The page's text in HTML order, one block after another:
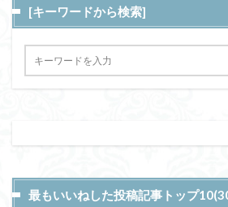
[キーワードから検索]
最もいいねした投稿記事トップ